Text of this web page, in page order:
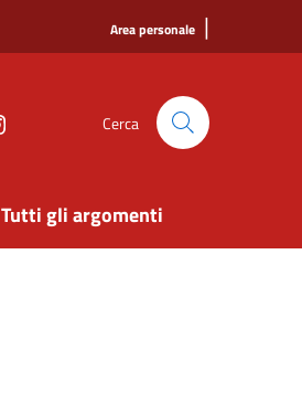
Area personale |
Cerca
Tutti gli argomenti